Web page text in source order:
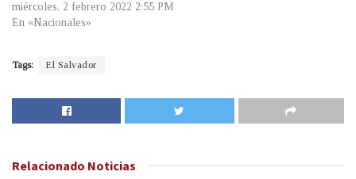
miércoles, 2 febrero 2022 2:55 PM
En «Nacionales»
Tags: El Salvador
Relacionado Noticias